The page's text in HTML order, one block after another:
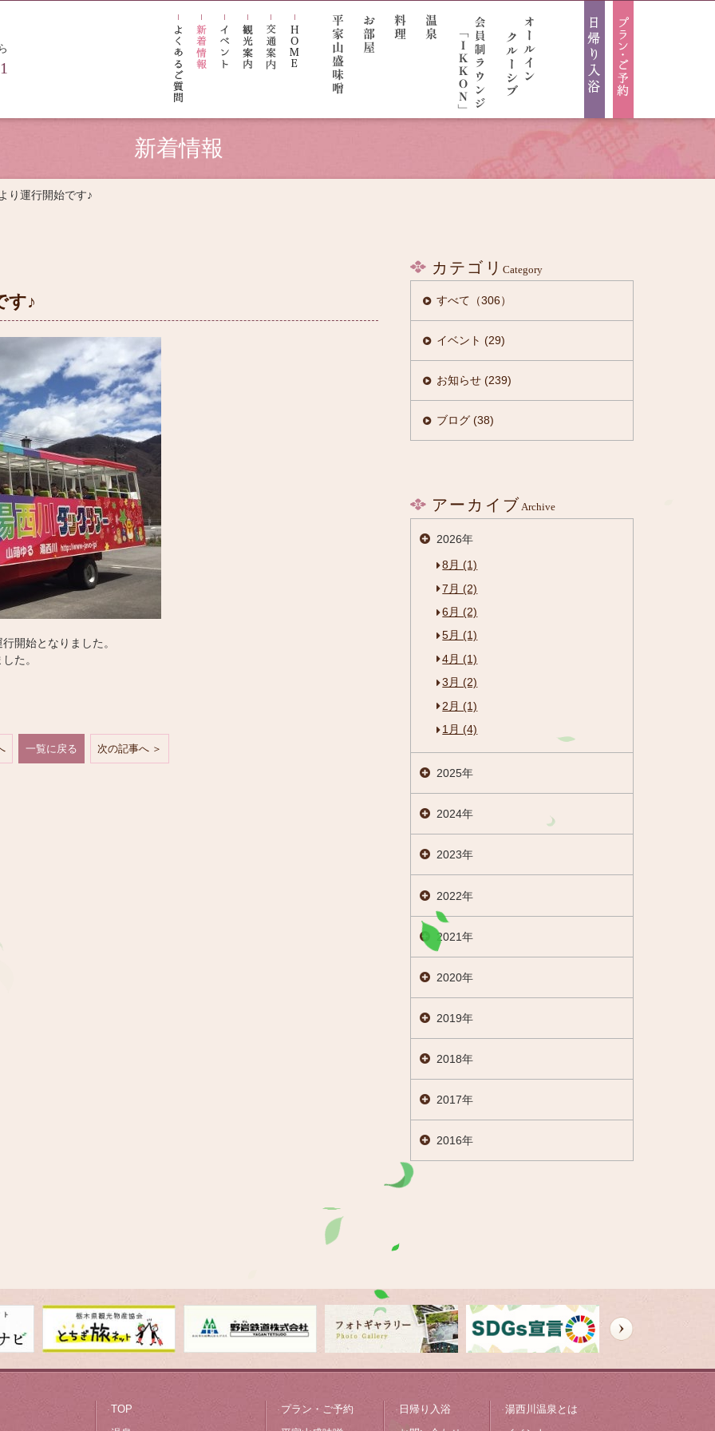
新着情報
り運行開始です♪
す♪
開始となりました。
た。
一覧に戻る 次の記事へ
カテゴリCategory
すべて（306）
イベント (29)
お知らせ (239)
ブログ (38)
アーカイブArchive
2026年
8月 (1)
7月 (2)
6月 (2)
5月 (1)
4月 (1)
3月 (2)
2月 (1)
1月 (4)
2025年
2024年
2023年
2022年
2021年
2020年
2019年
2018年
2017年
2016年
TOP プラン・ご予約 日帰り入浴 湯西川温泉とは
オールインクルーシブ
観光案内
フォトギャラリー
ご予約
日付けから検索